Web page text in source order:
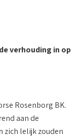
verhouding in op
Rosenborg BK.
aan de
zich lelijk zouden